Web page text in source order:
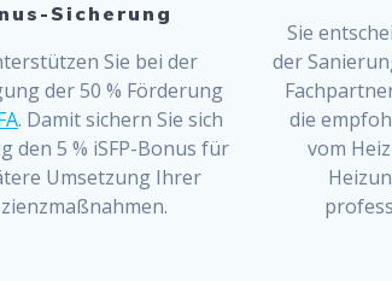
Sicherung
Sie bei der
der 50 % Förderung
. Damit sichern Sie sich
den 5 % iSFP-Bonus für
Umsetzung Ihrer
Sie
der
die
vom